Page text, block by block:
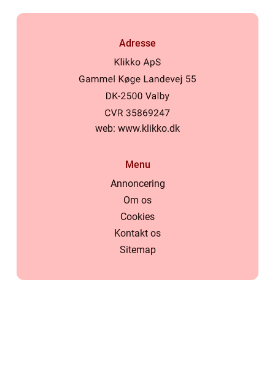
Adresse
web: www.klikko.dk
Menu
Annoncering
Om os
Cookies
Kontakt os
Sitemap